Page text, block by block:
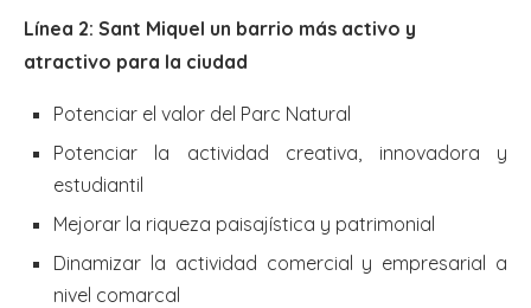
Línea 2: Sant Miquel un barrio más activo y
atractivo para la ciudad
Potenciar el valor del Parc Natural
Potenciar la actividad creativa, innovadora y
estudiantil
Mejorar la riqueza paisajística y patrimonial
Dinamizar la actividad comercial y empresarial a
nivel comarcal